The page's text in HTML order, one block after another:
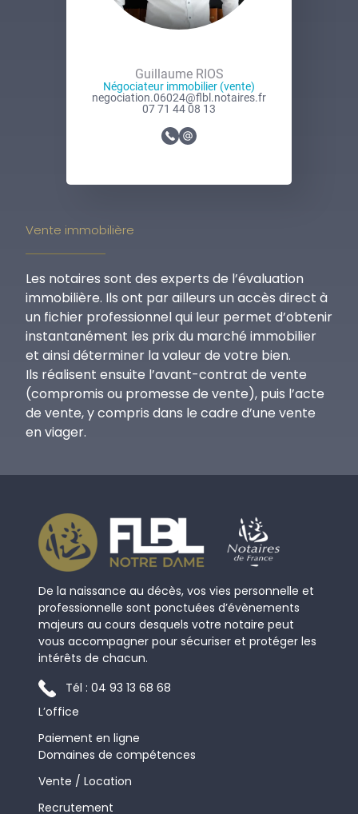
r
e
.
f
r
Guillaume RIOS
Négociateur immobilier (vente)
negociation.06024@flbl.notaires.fr
07 71 44 08 13
1
n
g
t
i
o
n
.
0
6
0
l
.
n
o
t
a
f
Vente immobilière
Les notaires sont des experts de l’évaluation
immobilière. Ils ont par ailleurs un accès direct à
un fichier professionnel qui leur permet d’obtenir
instantanément les prix du marché immobilier
et ainsi déterminer la valeur de votre bien.
Ils réalisent ensuite l’avant-contrat de vente
(compromis ou promesse de vente), puis l’acte
de vente, y compris dans le cadre d’une vente
en viager.
De la naissance au décès, vos vies personnelle et
professionnelle sont ponctuées d’évènements
majeurs au cours desquels votre notaire peut
vous accompagner pour sécuriser et protéger les
intérêts de chacun.
Tél : 04 93 13 68 68
L’office
Paiement en ligne
Domaines de compétences
Vente / Location
Recrutement